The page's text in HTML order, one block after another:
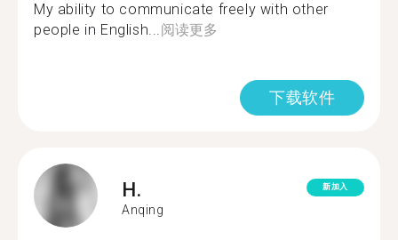
My ability to communicate freely with other
people in English...阅读更多
下载软件
H.
Anqing
新加入